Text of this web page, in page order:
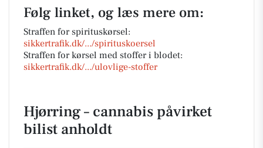
Følg linket, og læs mere om:
Straffen for spirituskørsel:
sikkertrafik.dk/.../spirituskoersel
Straffen for kørsel med stoffer i blodet:
sikkertrafik.dk/.../ulovlige-stoffer
Hjørring – cannabis påvirket
bilist anholdt